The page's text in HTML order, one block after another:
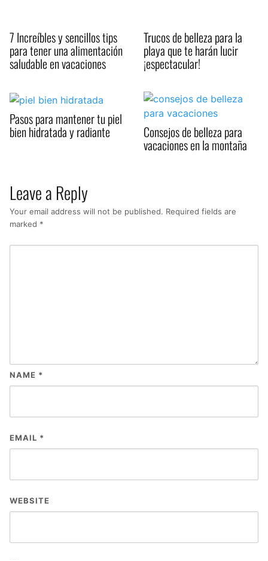
7 Increíbles y sencillos tips
para tener una alimentación
saludable en vacaciones
Trucos de belleza para la
playa que te harán lucir
¡espectacular!
Pasos para mantener tu piel
bien hidratada y radiante Consejos de belleza para
vacaciones en la montaña
Leave a Reply
Your email address will not be published. Required fields are
marked *
NAME *
EMAIL *
WEBSITE